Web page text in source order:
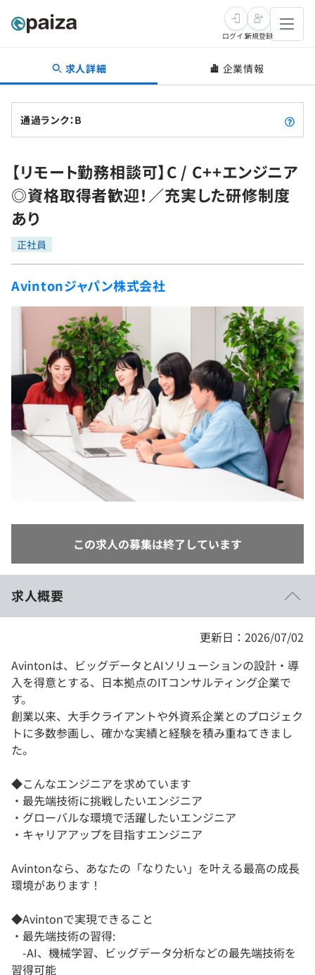
転職・キャリア
転職成功ガイド
転職エージェント
インタビュー
転職成功ガイド
新卒就活
求人検索
本選考
インターン
新卒エージェント
イベント・セミナー
インタビュー
就活成功ガイド
学習
問題集
4択課題
ナレッジ
リファレンス
プラン
個人向けプラン
法人向けプラン
プログラミング言語
再チャレンジ結果一覧
ゲーム・マンガ
Tech Team Journal
paiza times
note
paizaとは？
ログイン新規登録
求人詳細 企業情報
通過ランク：B
【リモート勤務相談可】C / C++エンジニア
◎資格取得者歓迎！／充実した研修制度
あり
正社員
Avintonジャパン株式会社
この求人の募集は終了しています
求人概要
更新日：2026/07/02
Avintonは、ビッグデータとAIソリューションの設計・導
入を得意とする、日本拠点のITコンサルティング企業で
す。
創業以来、大手クライアントや外資系企業とのプロジェク
トに多数参画し、確かな実績と経験を積み重ねてきまし
た。
◆こんなエンジニアを求めています
・最先端技術に挑戦したいエンジニア
・グローバルな環境で活躍したいエンジニア
・キャリアアップを目指すエンジニア
Avintonなら、あなたの「なりたい」を叶える最高の成長
環境があります！
◆Avintonで実現できること
・最先端技術の習得:
-AI、機械学習、ビッグデータ分析などの最先端技術を
習得可能